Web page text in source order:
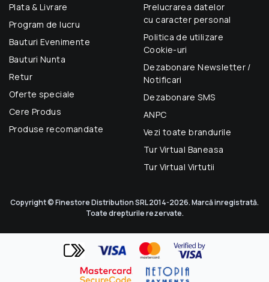
Plata & Livrare
Program de lucru
Bauturi Evenimente
Bauturi Nunta
Retur
Oferte speciale
Cere Produs
Produse recomandate
Prelucrarea datelor
cu caracter personal
Politica de utilizare
Cookie-uri
Dezabonare Newsletter /
Notificari
Dezabonare SMS
ANPC
Vezi toate brandurile
Tur Virtual Baneasa
Tur Virtual Virtutii
Copyright © Finestore Distribution SRL 2014-2026. Marcă inregistrată.
Toate drepturile rezervate.